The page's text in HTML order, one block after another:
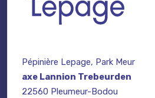
Pépinière Lepage, Park Meur
axe Lannion Trebeurden
22560 Pleumeur-Bodou